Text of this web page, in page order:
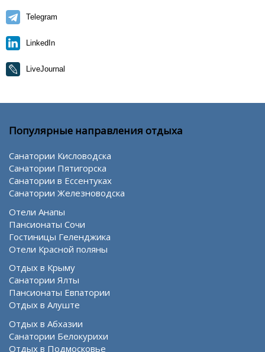
Telegram
LinkedIn
LiveJournal
Популярные направления отдыха
Санатории Кисловодска
Санатории Пятигорска
Санатории в Ессентуках
Санатории Железноводска
Отели Анапы
Пансионаты Сочи
Гостиницы Геленджика
Отели Красной поляны
Отдых в Крыму
Санатории Ялты
Пансионаты Евпатории
Отдых в Алуште
Отдых в Абхазии
Санатории Белокурихи
Отдых в Подмосковье